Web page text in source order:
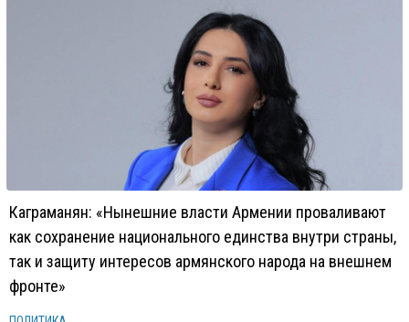
Каграманян: «Нынешние власти Армении проваливают
как сохранение национального единства внутри страны,
так и защиту интересов армянского народа на внешнем
фронте»